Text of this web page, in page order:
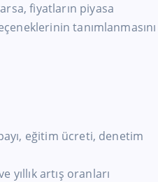
fiyatların piyasa
tanımlanmasını
eğitim ücreti, denetim
yıllık artış oranları